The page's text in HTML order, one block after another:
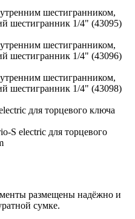
шестигранником,
шестигранник 1/4" (43095)
шестигранником,
шестигранник 1/4" (43096)
шестигранником,
шестигранник 1/4" (43098)
для торцевого ключа
S electric для торцевого
размещены надёжно и
сумке.